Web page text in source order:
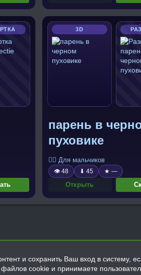
3D
парень в
пуховике
🧍‍♂️ Для мальчиков
👁 48 ⬇ 45 ★ —
Открыть
и сохранить Ваш вход в систему,
cookie и принимаете